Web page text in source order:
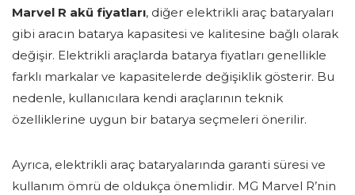
Marvel R akü fiyatları, diğer elektrikli araç bataryaları
gibi aracın batarya kapasitesi ve kalitesine bağlı olarak
değişir. Elektrikli araçlarda batarya fiyatları genellikle
farklı markalar ve kapasitelerde değişiklik gösterir. Bu
nedenle, kullanıcılara kendi araçlarının teknik
özelliklerine uygun bir batarya seçmeleri önerilir.
Ayrıca, elektrikli araç bataryalarında garanti süresi ve
kullanım ömrü de oldukça önemlidir. MG Marvel R’nin